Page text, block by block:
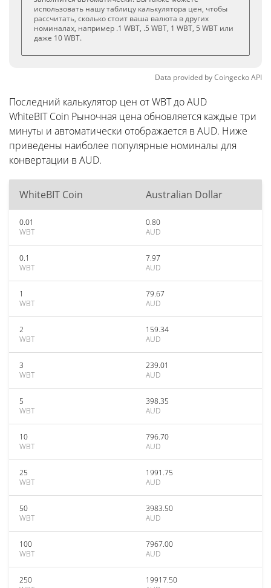
использовать нашу таблицу калькулятора цен, чтобы
рассчитать, сколько стоит ваша валюта в других
номиналах, например .1 WBT, .5 WBT, 1 WBT, 5 WBT или
даже 10 WBT.
Data provided byCoingeckoAPI
Последний калькулятор цен от WBT до AUD
WhiteBIT Coin Рыночная цена обновляется каждые три
минуты и автоматически отображается в AUD. Ниже
приведены наиболее популярные номиналы для
конвертации в AUD.
WhiteBIT Coin Australian Dollar
0.01
WBT
0.80
AUD
0.1
WBT
7.97
AUD
1
WBT
79.67
AUD
2
WBT
159.34
AUD
3
WBT
239.01
AUD
5
WBT
398.35
AUD
10
WBT
796.70
AUD
25
WBT
1991.75
AUD
50
WBT
3983.50
AUD
100
WBT
7967.00
AUD
250
19917.50